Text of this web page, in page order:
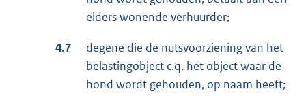
elders wonende verhuurder;
4.7
degene die de nutsvoorziening van het
belastingobject c.q. het object waar de
hond wordt gehouden, op naam heeft;